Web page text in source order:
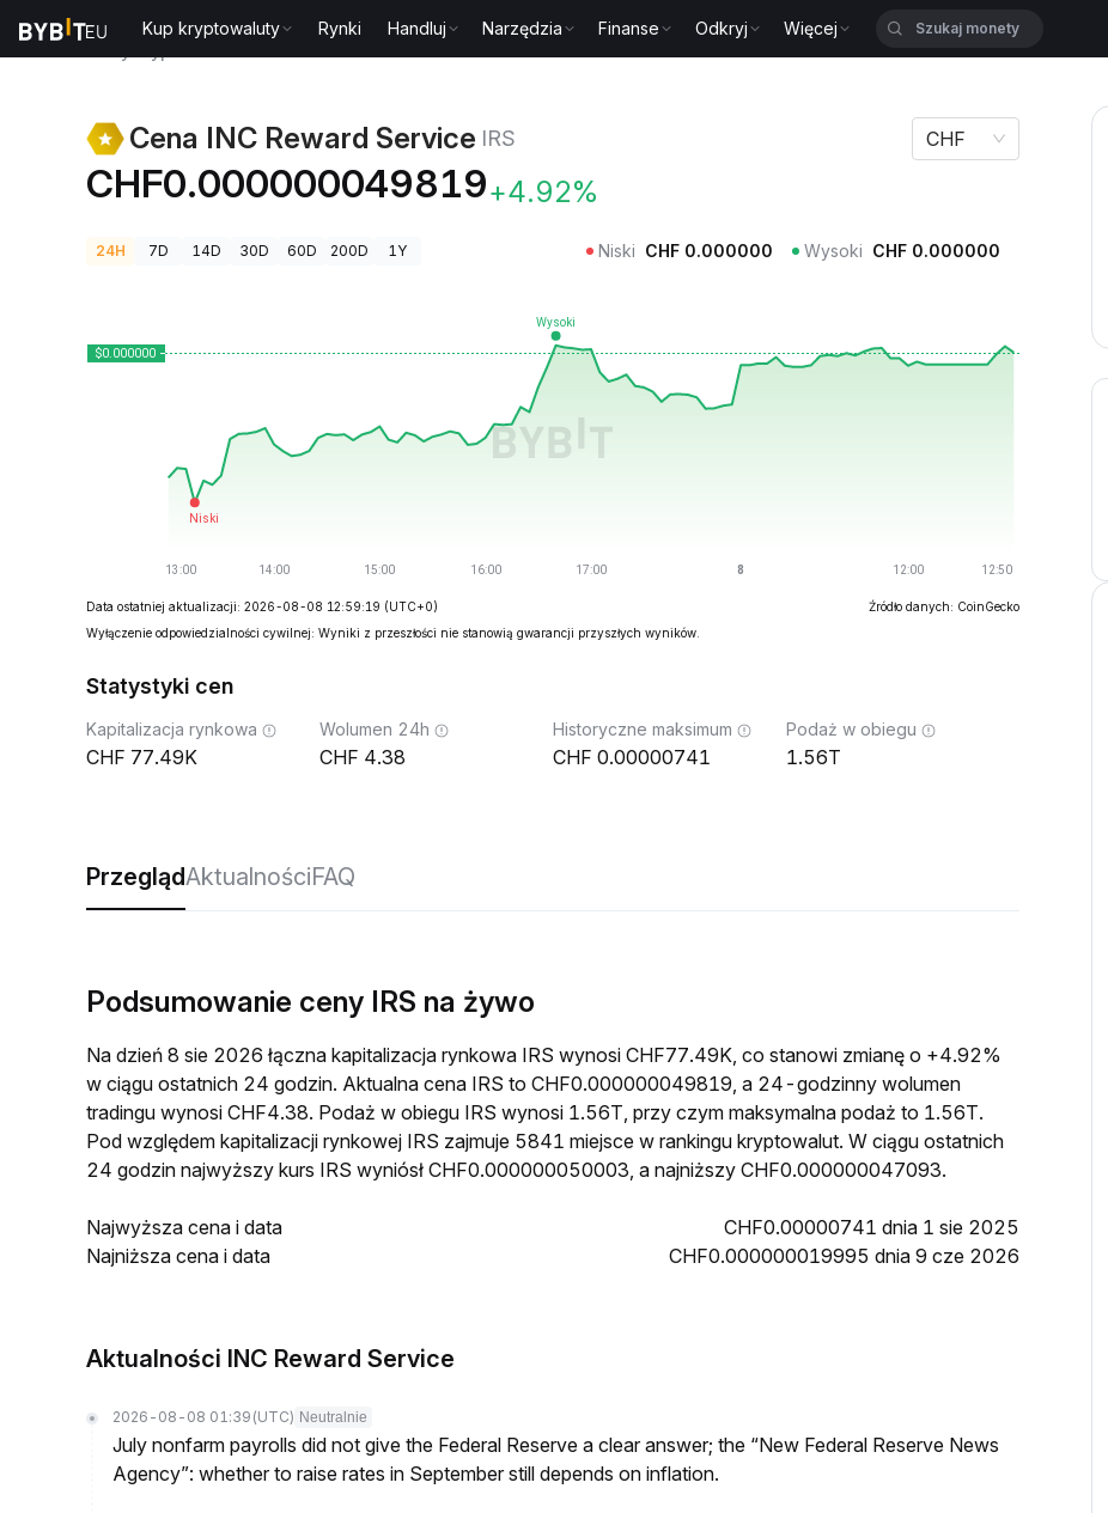
Kup kryptowaluty Rynki Handluj Narzędzia Finanse Odkryj Więcej
Cena INC Reward Service IRS
CHF0.000000049819+4.92%
CHF
24H 7D 14D 30D 60D 200D 1Y Niski CHF 0.000000 Wysoki CHF 0.000000
Data ostatniej aktualizacji: 2026-08-08 12:59:19 (UTC+0)
Źródło danych: CoinGecko
Wyłączenie odpowiedzialności cywilnej: Wyniki z przeszłości nie stanowią gwarancji przyszłych wyników.
Statystyki cen
Kapitalizacja rynkowa
77.49K
Wolumen 24h
4.38
Historyczne maksimum
0.00000741
Podaż w obiegu
1.56T
PrzeglądAktualnościFAQ
Podsumowanie ceny IRS na żywo
Na dzień 8 sie 2026 łączna kapitalizacja rynkowa IRS wynosi CHF77.49K, co stanowi zmianę o +4.92%
w ciągu ostatnich 24 godzin. Aktualna cena IRS to CHF0.000000049819, a 24-godzinny wolumen
tradingu wynosi CHF4.38. Podaż w obiegu IRS wynosi 1.56T, przy czym maksymalna podaż to 1.56T.
Pod względem kapitalizacji rynkowej IRS zajmuje 5841 miejsce w rankingu kryptowalut. W ciągu ostatnich
24 godzin najwyższy kurs IRS wyniósł CHF0.000000050003, a najniższy CHF0.000000047093.
Najwyższa cena i data
CHF0.00000741 dnia 1 sie 2025
Najniższa cena i data
CHF0.000000019995 dnia 9 cze 2026
Aktualności INC Reward Service
2026-08-08 01:39 (UTC) Neutralnie
July nonfarm payrolls did not give the Federal Reserve a clear answer; the “New Federal Reserve News
Agency”: whether to raise rates in September still depends on inflation.